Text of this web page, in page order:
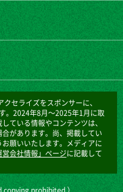
セライズをスポンサーに、
。2024年8月～2025年1月に取
ている情報やコンテンツは、
があります。尚、掲載してい
願いいたします。メディアに
営会社情報」ページに記載して